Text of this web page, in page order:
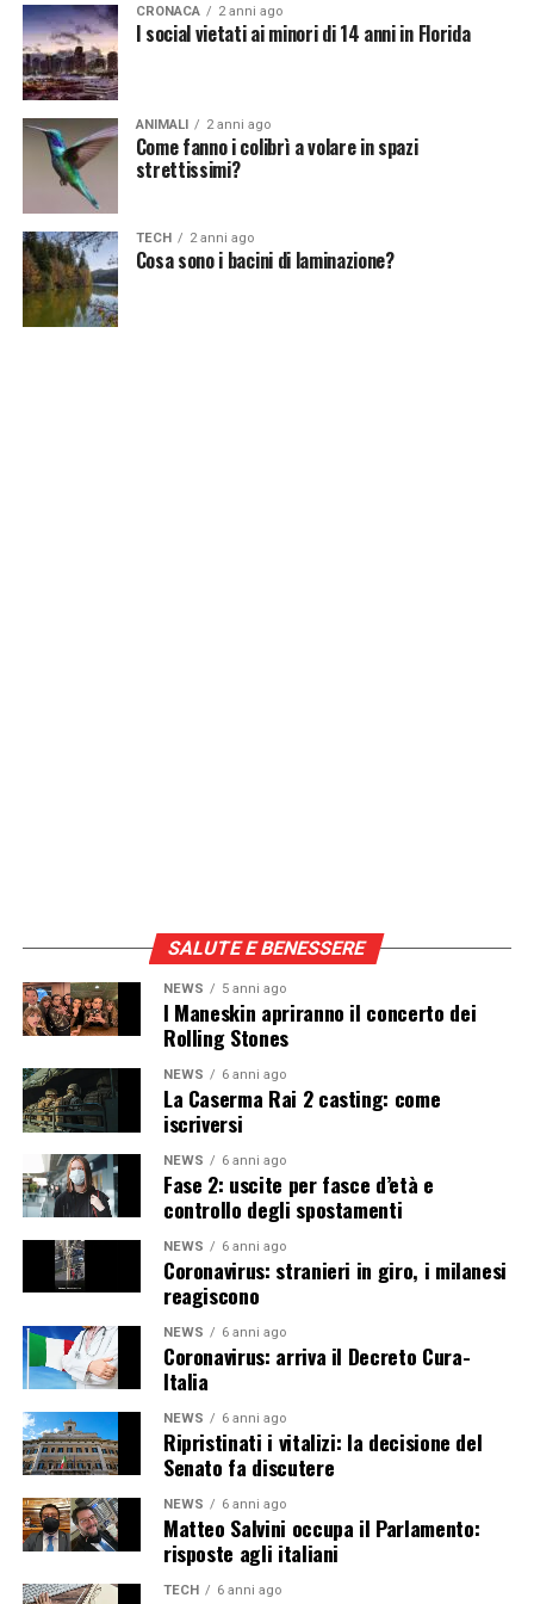
CRONACA 2 anni ago
I social vietati ai minori di 14 anni in Florida
ANIMALI 2 anni ago
Come fanno i colibrì a volare in spazi
strettissimi?
TECH 2 anni ago
Cosa sono i bacini di laminazione?
SALUTE E BENESSERE
NEWS 5 anni ago
I Maneskin apriranno il concerto dei
Rolling Stones
NEWS 6 anni ago
La Caserma Rai 2 casting: come
iscriversi
NEWS 6 anni ago
Fase 2: uscite per fasce d’età e
controllo degli spostamenti
NEWS 6 anni ago
Coronavirus: stranieri in giro, i milanesi
reagiscono
NEWS 6 anni ago
Coronavirus: arriva il Decreto Cura-
Italia
NEWS 6 anni ago
Ripristinati i vitalizi: la decisione del
Senato fa discutere
NEWS 6 anni ago
Matteo Salvini occupa il Parlamento:
risposte agli italiani
TECH 6 anni ago